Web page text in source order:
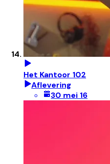
Het Kantoor 102
Aflevering
30 mei 16